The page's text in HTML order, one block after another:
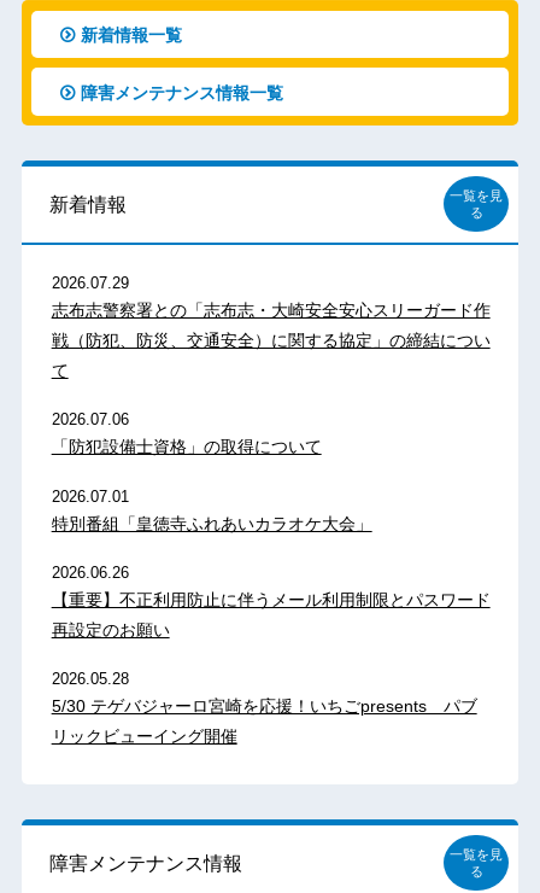
新着情報一覧
障害メンテナンス情報一覧
新着情報
一覧を見
る
2026.07.29
志布志警察署との「志布志・大崎安全安心スリーガード作
戦（防犯、防災、交通安全）に関する協定」の締結につい
て
2026.07.06
「防犯設備士資格」の取得について
2026.07.01
特別番組「皇徳寺ふれあいカラオケ大会」
2026.06.26
【重要】不正利用防止に伴うメール利用制限とパスワード
再設定のお願い
2026.05.28
5/30 テゲバジャーロ宮崎を応援！いちごpresents パブ
リックビューイング開催
障害メンテナンス情報
一覧を見
る